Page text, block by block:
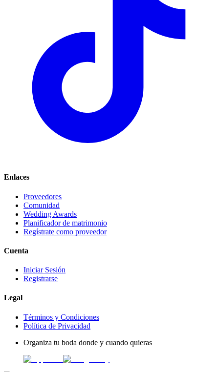
Enlaces
Proveedores
Comunidad
Wedding Awards
Planificador de matrimonio
Regístrate como proveedor
Cuenta
Iniciar Sesión
Registrarse
Legal
Términos y Condiciones
Política de Privacidad
Organiza tu boda donde y cuando quieras